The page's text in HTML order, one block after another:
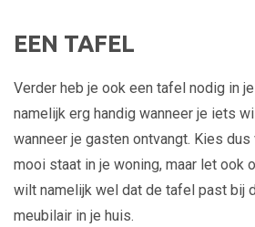
EEN TAFEL
Verder heb je ook een tafel nodig in
namelijk erg handig wanneer je iets
wanneer je gasten ontvangt. Kies
mooi staat in je woning, maar let ook
wilt namelijk wel dat de tafel past bij
meubilair in je huis.